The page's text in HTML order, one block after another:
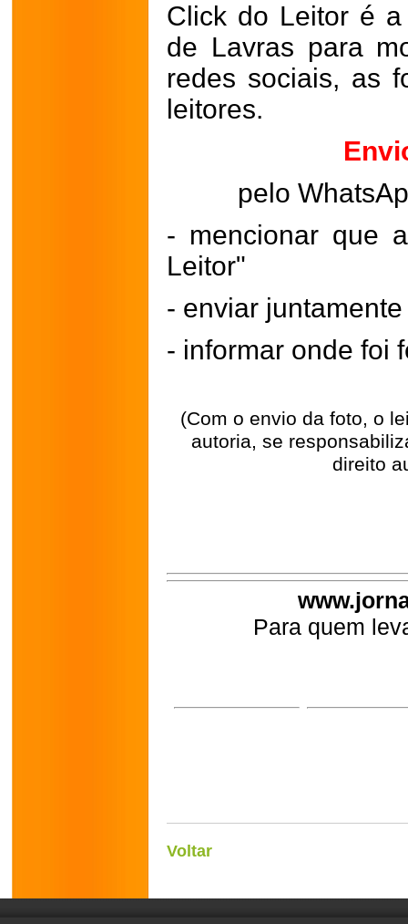
Click do Leitor é
de Lavras para
redes sociais, as
leitores.
pelo
- mencionar que
Leitor"
- enviar
- informar onde foi
(Com o envio da foto, o
autoria, se
direito
Para quem
Voltar